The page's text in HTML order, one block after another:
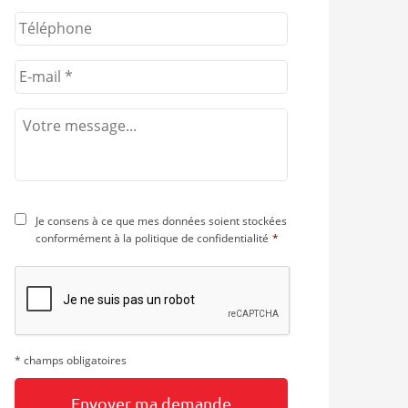
Je consens à ce que mes données soient stockées
conformément à la politique de confidentialité *
* champs obligatoires